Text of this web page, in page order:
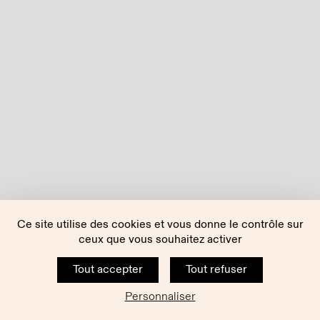
Ce site utilise des cookies et vous donne le contrôle sur
ceux que vous souhaitez activer
Tout accepter
Tout refuser
Personnaliser